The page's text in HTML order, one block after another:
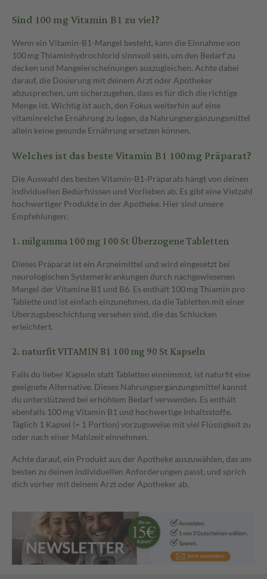
Sind 100 mg Vitamin B1 zu viel?
Wenn ein Vitamin-B1-Mangel besteht, kann die Einnahme von
100 mg Thiaminhydrochlorid sinnvoll sein, um den Bedarf zu
decken und Mangelerscheinungen auszugleichen. Achte dabei
darauf, die Dosierung mit deinem Arzt oder Apotheker
abzusprechen, um sicherzugehen, dass es für dich die richtige
Menge ist. Wichtig ist auch, den Fokus weiterhin auf eine
vitaminreiche Ernährung zu legen, da Nahrungsergänzungsmittel
allein keine gesunde Ernährung ersetzen können.
Welches ist das beste Vitamin B1 100 mg Präparat?
Die Auswahl des besten Vitamin-B1-Präparats hängt von deinen
individuellen Bedürfnissen und Vorlieben ab. Es gibt eine Vielzahl
hochwertiger Produkte in der Apotheke. Hier sind unsere
Empfehlungen:
1.milgamma 100 mg 100 St Überzogene Tabletten
Dieses Präparat ist ein Arzneimittel und wird eingesetzt bei
neurologischen Systemerkrankungen durch nachgewiesenen
Mangel der Vitamine B1 und B6. Es enthält 100 mg Thiamin pro
Tablette und ist einfach einzunehmen, da die Tabletten mit einer
Überzugsbeschichtung versehen sind, die das Schlucken
erleichtert.
2.naturfit VITAMIN B1 100 mg 90 St Kapseln
Falls du lieber Kapseln statt Tabletten einnimmst, ist naturfit eine
geeignete Alternative. Dieses Nahrungsergänzungsmittel kannst
du unterstützend bei erhöhtem Bedarf verwenden. Es enthält
ebenfalls 100 mg Vitamin B1 und hochwertige Inhaltsstoffe.
Täglich 1 Kapsel (= 1 Portion) vorzugsweise mit viel Flüssigkeit zu
oder nach einer Mahlzeit einnehmen.
Achte darauf, ein Produkt aus der Apotheke auszuwählen, das am
besten zu deinen individuellen Anforderungen passt, und sprich
dich vorher mit deinem Arzt oder Apotheker ab.